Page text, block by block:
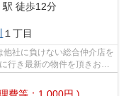
駅 徒歩12分
１丁目
社に負けない総合仲介店を
行き最新の物件を頂きお客